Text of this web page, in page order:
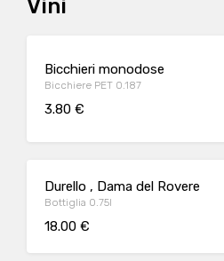
Vini
Bicchieri monodose
Bicchiere PET 0.187
3.80 €
Durello , Dama del Rovere
Bottiglia 0.75l
18.00 €